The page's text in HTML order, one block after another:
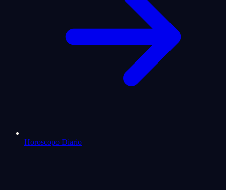
Horoscopo Diario